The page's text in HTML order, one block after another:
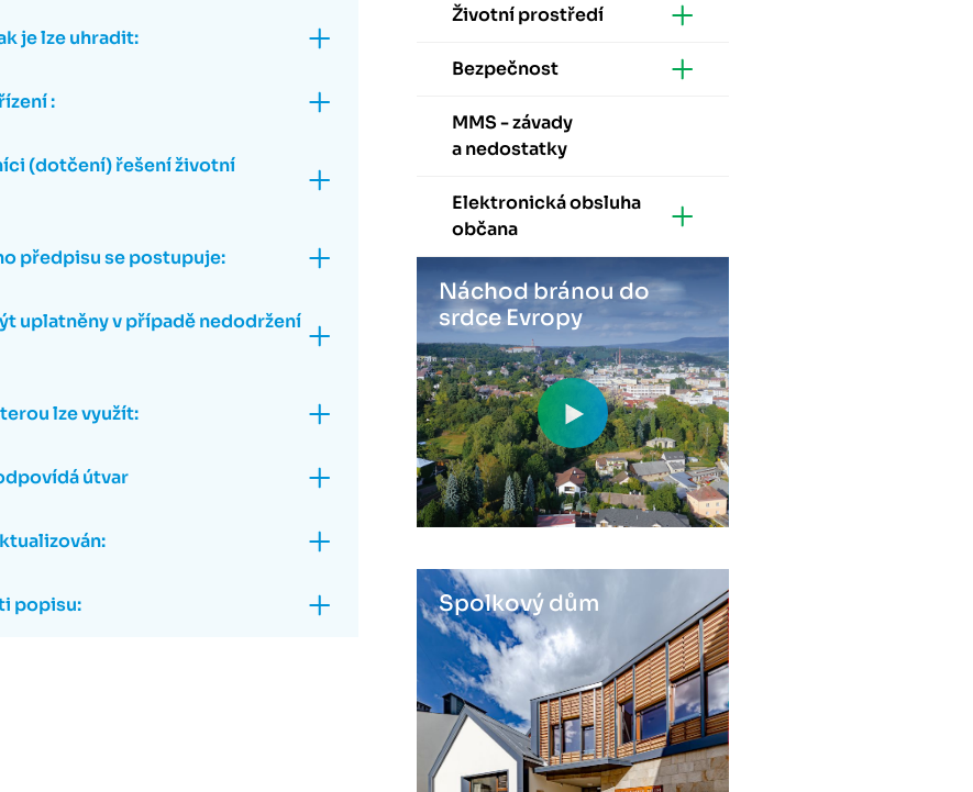
je lze uhradit:
:
(dotčení) řešení životní
předpisu se postupuje:
uplatněny v případě nedodržení
lze využít:
útvar
popisu:
Životní prostředí
Bezpečnost
MMS - závady
a nedostatky
Elektronická obsluha
občana
Náchod bránou do
srdce Evropy
Spolkový dům